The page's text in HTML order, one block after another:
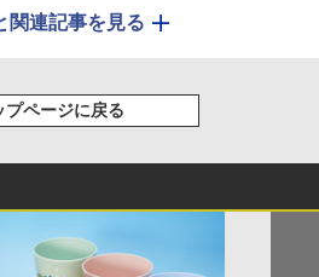
関連記事を見る
プページに戻る